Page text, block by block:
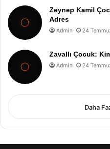
Zeynep Kamil
Adres
Admin 24
Zavallı Çocuk:
Admin 24
Daha